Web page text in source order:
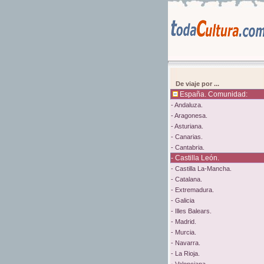
De viaje por ...
España. Comunidad:
- Andaluza.
- Aragonesa.
- Asturiana.
- Canarias.
- Cantabria.
- Castilla León.
- Castilla La-Mancha.
- Catalana.
- Extremadura.
- Galicia
- Illes Balears.
- Madrid.
- Murcia.
- Navarra.
- La Rioja.